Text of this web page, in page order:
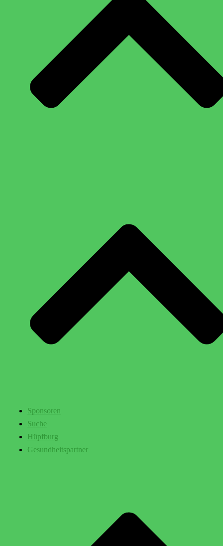
Sponsoren
Suche
Hüpfburg
Gesundheitspartner